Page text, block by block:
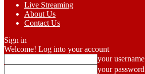
Live Streaming
About Us
Contact Us
Sign in
Welcome! Log into your account
your username
your password